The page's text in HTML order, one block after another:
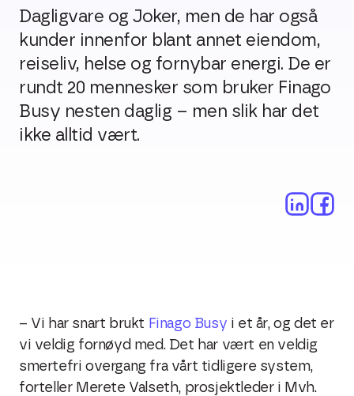
Dagligvare og Joker, men de har også
kunder innenfor blant annet eiendom,
reiseliv, helse og fornybar energi. De er
rundt 20 mennesker som bruker Finago
Busy nesten daglig – men slik har det
ikke alltid vært.
– Vi har snart brukt Finago Busy i et år, og det er
vi veldig fornøyd med. Det har vært en veldig
smertefri overgang fra vårt tidligere system,
forteller Merete Valseth, prosjektleder i Mvh.